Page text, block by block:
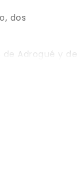
dos
Adrogué y de